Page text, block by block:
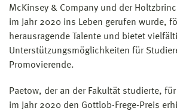
McKinsey & Company und der
im Jahr 2020 ins Leben gerufen wurde,
herausragende Talente und bietet
Unterstützungsmöglichkeiten für
Promovierende.
Paetow, der an der Fakultät studierte,
im Jahr 2020 den Gottlob-Frege-Preis